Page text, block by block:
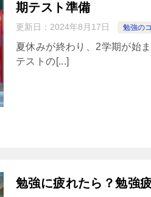
期テスト準備
更新日： 2024年8月17日 勉強の
夏休みが終わり、2学期が始
テストの[...]
勉強に疲れたら？勉強